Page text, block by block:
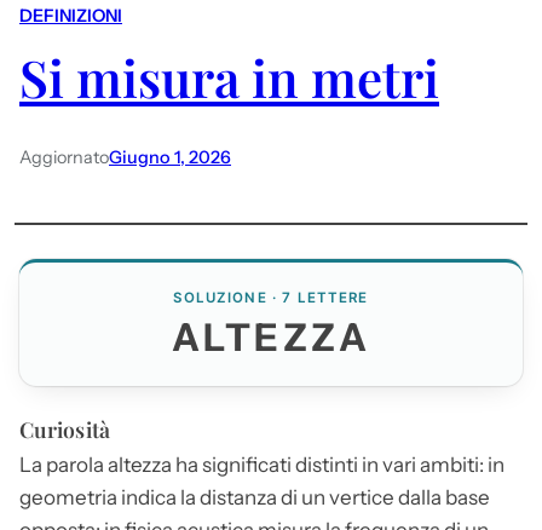
DEFINIZIONI
Si misura in metri
AggiornatoGiugno 1, 2026
SOLUZIONE · 7 LETTERE
ALTEZZA
Curiosità
La parola altezza ha significati distinti in vari ambiti: in
geometria indica la distanza di un vertice dalla base